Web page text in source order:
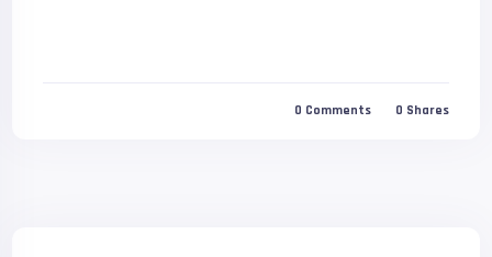
0 Comments 0 Shares